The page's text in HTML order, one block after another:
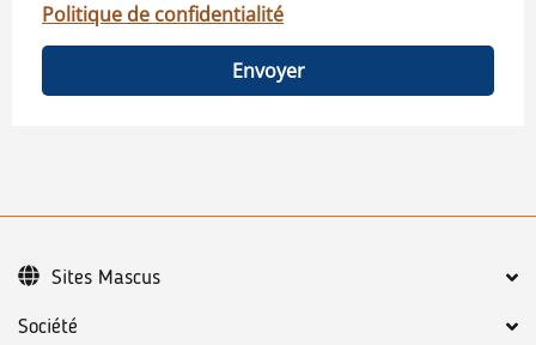
Politique de confidentialité
Envoyer
Société
Sites Mascus